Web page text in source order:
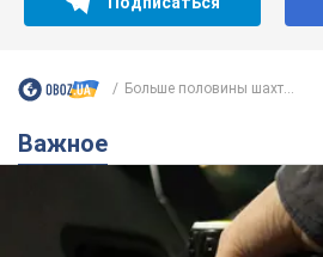
Больше половины шахт...
Важное